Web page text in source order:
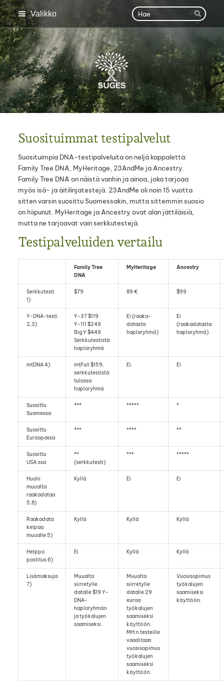
Siirry
sivun
sisältöön
Valikko Haku
Hae
SUGES
Suosituimmat testipalvelut
Suosituimpia DNA-testipalveluita on neljä kappaletta:
Family Tree DNA, MyHeritage, 23AndMe ja Ancestry.
Family Tree DNA on näistä vanhin ja ainoa, joka tarjoaa
myös isä- ja äitilinjatestejä. 23AndMe oli noin 15 vuotta
sitten varsin suosittu Suomessakin, mutta sittemmin suosio
on hiipunut. MyHeritage ja Ancestry ovat alan jättiläisiä,
mutta ne tarjoavat vain serkkutestejä.
Testipalveluiden vertailu
Family Tree
DNA
MyHeritage Ancestry
Serkkutesti
1)
$79 89 € $99
Y-DNA-testi
2,3)
Y-37 $119
Y-111 $249
Big Y $449
Serkkutestistä
haploryhmä
Ei (raaka-
datasta
haploryhmä)
Ei
(raakadatasta
haploryhmä)
mtDNA 4)
mtFull $159,
serkkutestistä
tulossa
haploryhmä
Ei Ei
Suosittu
Suomessa
*** ***** *
Suosittu
Euroopassa
*** **** **
Suosittu
USA:ssa
**
(serkkutesti)
*** *****
Huolii
muualta
raakadataa
5,8)
Kyllä Ei Ei
Raakadata
kelpaa
muualle 5)
Kyllä Kyllä Kyllä
Helppo
postitus 6)
Ei Kyllä Kyllä
Lisämaksuja
7)
Muualta
siirretylle
datalle $19 Y-
DNA-
haploryhmän
ja työkalujen
saamiseksi.
Muualta
siirretylle
datalle 29
euroa
työkalujen
saamiseksi
käyttöön.
MH:n testeille
vaaditaan
vuosisopimus
työkalujen
saamiseksi
käyttöön.
Vuosisopimus
työkalujen
saamiseksi
käyttöön.